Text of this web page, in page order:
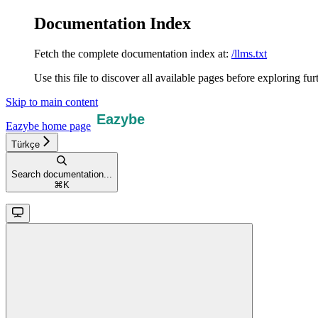
Documentation Index
Fetch the complete documentation index at: /llms.txt
Use this file to discover all available pages before exploring
Skip to main content
Eazybe home page
Türkçe
Search documentation...
⌘ K